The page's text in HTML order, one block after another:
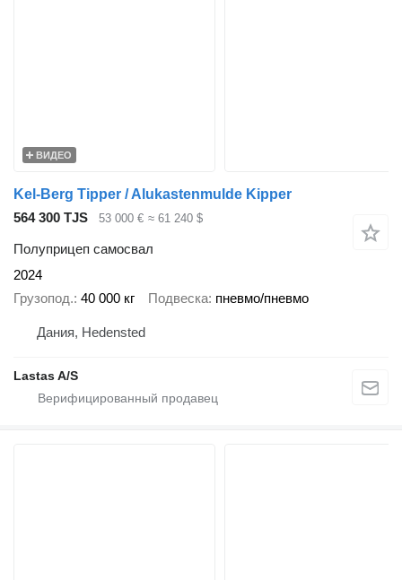
ВИДЕО
Kel-Berg Tipper / Alukastenmulde Kipper
564 300 TJS
53 000 € ≈ 61 240 $
Полуприцеп самосвал
2024
Грузопод. 40 000 кг Подвеска пневмо/пневмо
Дания, Hedensted
Lastas A/S